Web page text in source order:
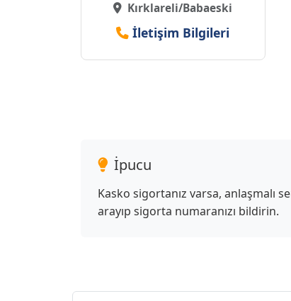
Kırklareli/Babaeski
İletişim Bilgileri
İpucu
Kasko sigortanız varsa, anlaşmalı
arayıp sigorta numaranızı bildirin.